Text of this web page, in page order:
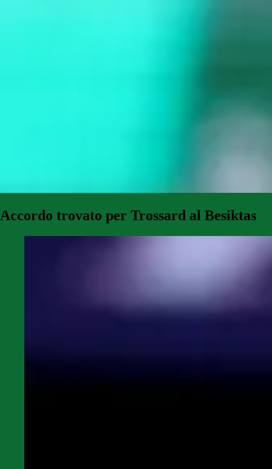
Accordo trovato per Trossard al Besiktas